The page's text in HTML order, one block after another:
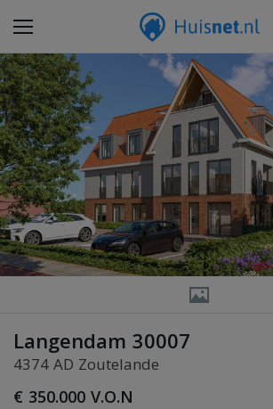
Langendam 30007
4374 AD Zoutelande
€ 350.000 V.O.N